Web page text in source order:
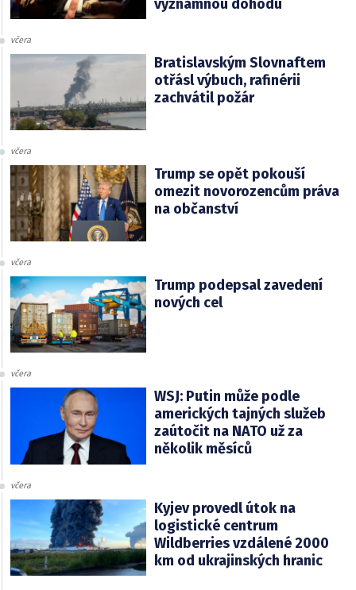
významnou dohodu
včera
Bratislavským Slovnaftem
otřásl výbuch, rafinérii
zachvátil požár
včera
Trump se opět pokouší
omezit novorozencům práva
na občanství
včera
Trump podepsal zavedení
nových cel
včera
WSJ: Putin může podle
amerických tajných služeb
zaútočit na NATO už za
několik měsíců
včera
Kyjev provedl útok na
logistické centrum
Wildberries vzdálené 2000
km od ukrajinských hranic